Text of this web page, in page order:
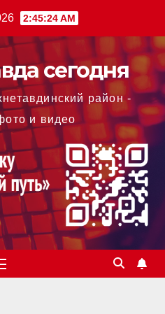
2:45:25 AM
сегодня
район -
и видео